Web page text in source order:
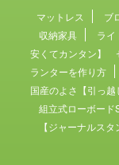
マットレス ブ
収納家具
ライ
安くてカンタン】
ランターを作り方
国産のよさ【引っ越
組立式ローボー
【ジャーナルス